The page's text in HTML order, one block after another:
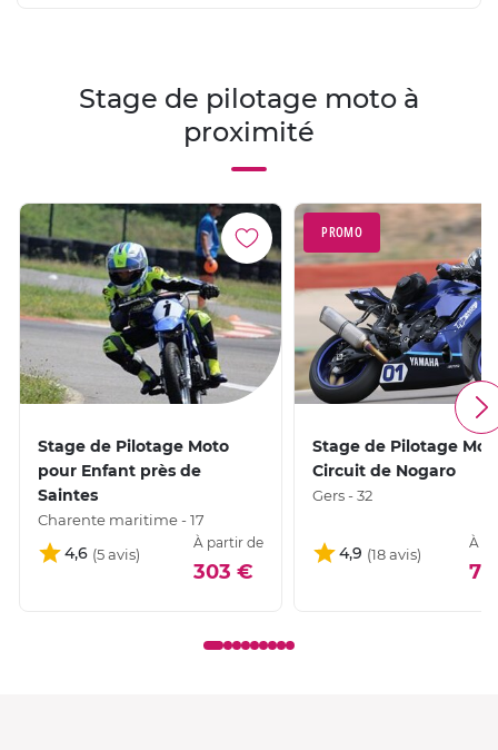
Stage de pilotage moto à
proximité
Stage de Pilotage Moto
pour Enfant près de
Saintes
Charente maritime - 17
4,6
À partir de
303 €
PROMO
Stage de Pilotage
Circuit de Nogaro
Gers - 32
4,9
À